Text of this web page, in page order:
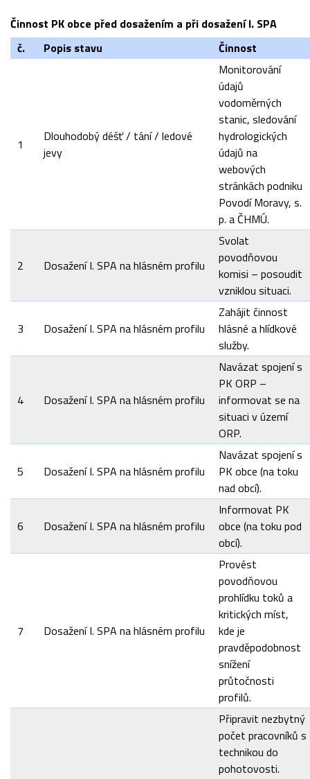
Činnost PK obce před dosažením a při dosažení I. SPA
č.
Popis stavu Činnost
1
Dlouhodobý déšť / tání / ledové
jevy
Monitorování
údajů
vodoměrných
stanic, sledování
hydrologických
údajů na
webových
stránkách podniku
Povodí Moravy, s.
p. a ČHMÚ.
2 Dosažení I. SPA na hlásném profilu
Svolat
povodňovou
komisi – posoudit
vzniklou situaci.
3 Dosažení I. SPA na hlásném profilu
Zahájit činnost
hlásné a hlídkové
služby.
4 Dosažení I. SPA na hlásném profilu
Navázat spojení s
PK ORP –
informovat se na
situaci v území
ORP.
5 Dosažení I. SPA na hlásném profilu
Navázat spojení s
PK obce (na toku
nad obcí).
6 Dosažení I. SPA na hlásném profilu
Informovat PK
obce (na toku pod
obcí).
7 Dosažení I. SPA na hlásném profilu
Provést
povodňovou
prohlídku toků a
kritických míst,
kde je
pravděpodobnost
snížení
průtočnosti
profilů.
Připravit nezbytný
počet pracovníků s
technikou do
pohotovosti.